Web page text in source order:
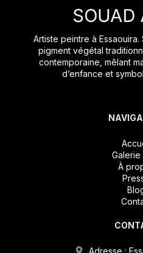
Artiste peintre à
pigment végétal
contemporaine, mêlant
d’enfance et
Galerie
À
Adresse :